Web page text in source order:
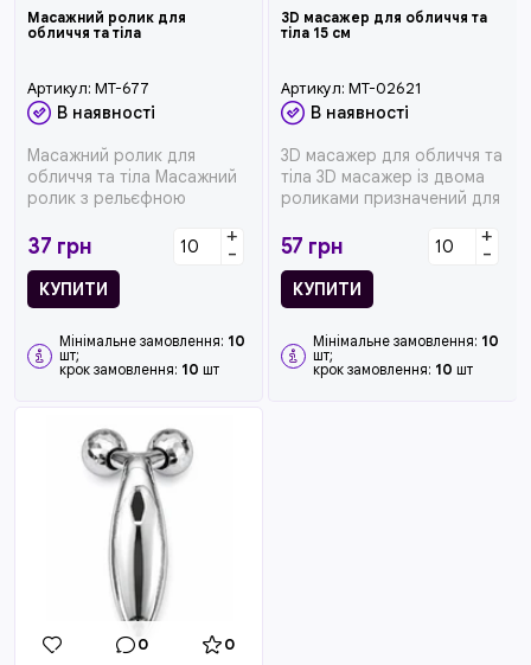
Масажний ролик для
обличчя та тіла
Артикул: MT-677
В наявності
Масажний ролик для
обличчя та тіла Масажний
ролик з рельєфною
для догляду з...
37 грн +
-
КУПИТИ
Мінімальне замовлення: 10
шт;
крок замовлення: 10 шт
3D масажер для обличчя та
тіла 15 см
Артикул: MT-02621
В наявності
3D масажер для обличчя та
тіла 3D масажер із двома
роликами призначений для
57 грн +
-
КУПИТИ
Мінімальне замовлення: 10
шт;
крок замовлення: 10 шт
0 0